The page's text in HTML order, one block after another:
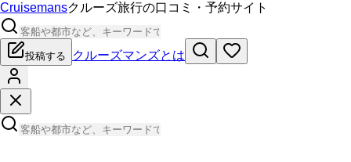
Cruisemansクルーズ旅行の口コミ・予約サイト
投稿する クルーズマンズとは